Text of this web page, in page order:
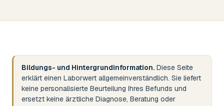
Bildungs- und Hintergrundinformation. Diese Seite
erklärt einen Laborwert allgemeinverständlich. Sie liefert
keine personalisierte Beurteilung Ihres Befunds und
ersetzt keine ärztliche Diagnose, Beratung oder